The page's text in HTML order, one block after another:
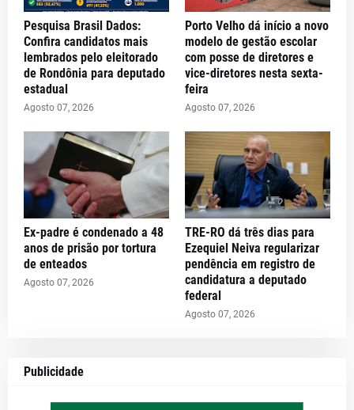
Pesquisa Brasil Dados:
Confira candidatos mais
lembrados pelo eleitorado
de Rondônia para deputado
estadual
Agosto 07, 2026
Porto Velho dá início a novo
modelo de gestão escolar
com posse de diretores e
vice-diretores nesta sexta-
feira
Agosto 07, 2026
Ex-padre é condenado a 48
anos de prisão por tortura
de enteados
Agosto 07, 2026
TRE-RO dá três dias para
Ezequiel Neiva regularizar
pendência em registro de
candidatura a deputado
federal
Agosto 07, 2026
Publicidade